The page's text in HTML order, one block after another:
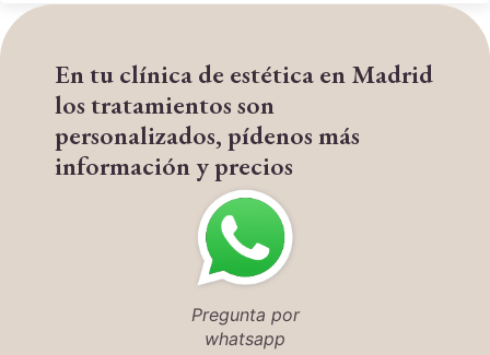
En tu clínica de estética en Madrid
los tratamientos son
personalizados, pídenos más
información y precios
Pregunta por
whatsapp